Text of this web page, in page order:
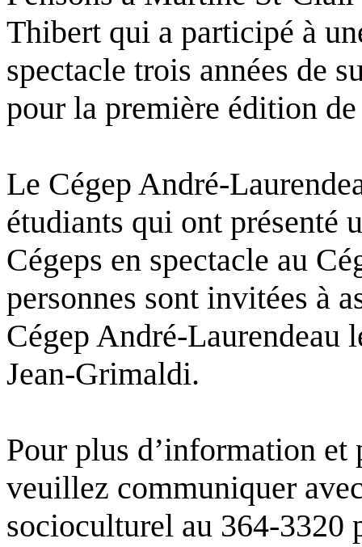
Thibert qui a participé à
spectacle trois années de
pour la première édition
Le Cégep André-
étudiants qui ont présenté
Cégeps en spectacle au
personnes sont invitées à
Cégep André-Laurendeau
Jean-Grimaldi.
Pour plus d’information
veuillez communiquer
socioculturel au 364-3320